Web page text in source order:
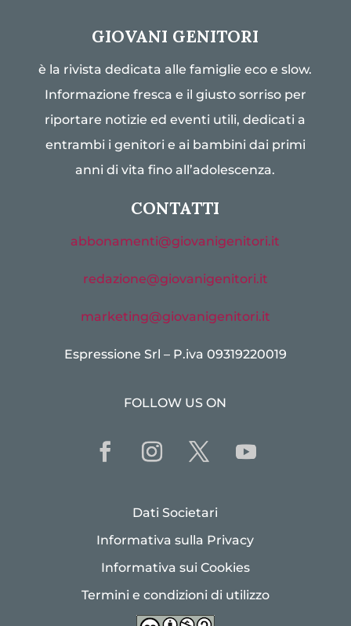
GIOVANI GENITORI
è la rivista dedicata alle famiglie eco e slow.
Informazione fresca e il giusto sorriso per
riportare notizie ed eventi utili, dedicati a
entrambi i genitori e ai bambini dai primi
anni di vita fino all’adolescenza.
CONTATTI
abbonamenti@giovanigenitori.it
redazione@giovanigenitori.it
marketing@giovanigenitori.it
Espressione Srl – P.iva 09319220019
FOLLOW US ON
Dati Societari
Informativa sulla Privacy
Informativa sui Cookies
Termini e condizioni di utilizzo